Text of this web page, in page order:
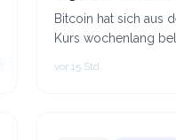
Bitcoin hat sich aus
Kurs wochenlang
vor 15 Std.